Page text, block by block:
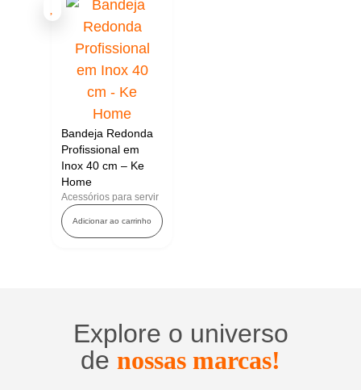
Bandeja Redonda
Profissional em
Inox 40 cm – Ke
Home
Acessórios para servir
Adicionar ao carrinho
Explore o universo
de nossas marcas!